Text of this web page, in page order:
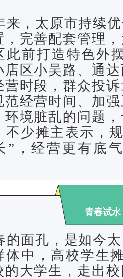
来，太原市持续
，完善配套管理
此前打造特色外
店区小吴路、通
营时段，群众投
范经营时间、加
环境脏乱的问题
不少摊主表示，
”，经营更有底
青春试
的面孔，是如今
体中，高校学生
的大学生，走出